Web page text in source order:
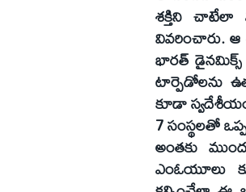
శక్తిని చాటేలా
వివరించారు.
భారత్ డైనమిక్స్
టార్పెడోలను
కూడా
7 సంస్థలతో
అంతకు
ఎంఓయూలు